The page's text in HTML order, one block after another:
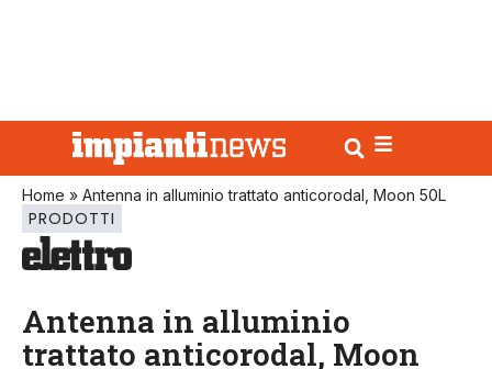
Home » Antenna in alluminio trattato anticorodal, Moon 50L
PRODOTTI
Antenna in alluminio
trattato anticorodal, Moon